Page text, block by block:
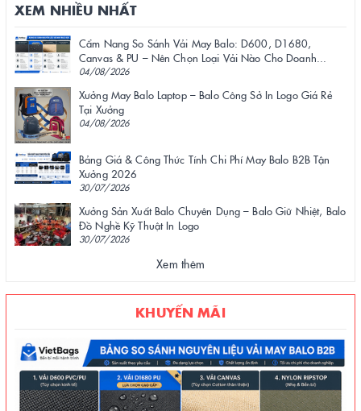
XEM NHIỀU NHẤT
Cẩm Nang So Sánh Vải May Balo: D600, D1680,
Canvas & PU – Nên Chọn Loại Vải Nào Cho Doanh...
04/08/2026
Xưởng May Balo Laptop – Balo Công Sở In Logo Giá Rẻ
Tại Xưởng
04/08/2026
Bảng Giá & Công Thức Tính Chi Phí May Balo B2B Tận
Xưởng 2026
30/07/2026
Xưởng Sản Xuất Balo Chuyên Dụng – Balo Giữ Nhiệt, Balo
Đồ Nghề Kỹ Thuật In Logo
30/07/2026
Xem thêm
KHUYẾN MÃI